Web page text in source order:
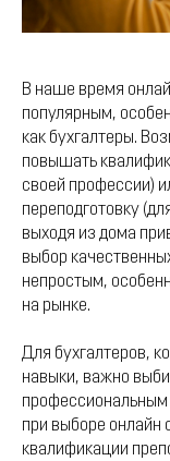
В наше время
популярным,
как бухгалтеры.
повышать
своей профессии)
переподготовку
выходя из дома
выбор
непростым,
на рынке.
Для бухгалтеров,
навыки, важно
при выборе онлайн
квалификации